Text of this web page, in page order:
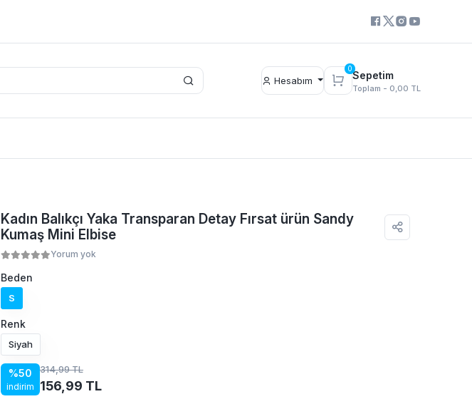
Hesabım
0
Sepetim
Toplam - 0,00 TL
Kadın Balıkçı Yaka Transparan Detay Fırsat ürün Sandy
Kumaş Mini Elbise
Yorum yok
Beden
S
Renk
Siyah
%50
indirim
314,99 TL
156,99 TL